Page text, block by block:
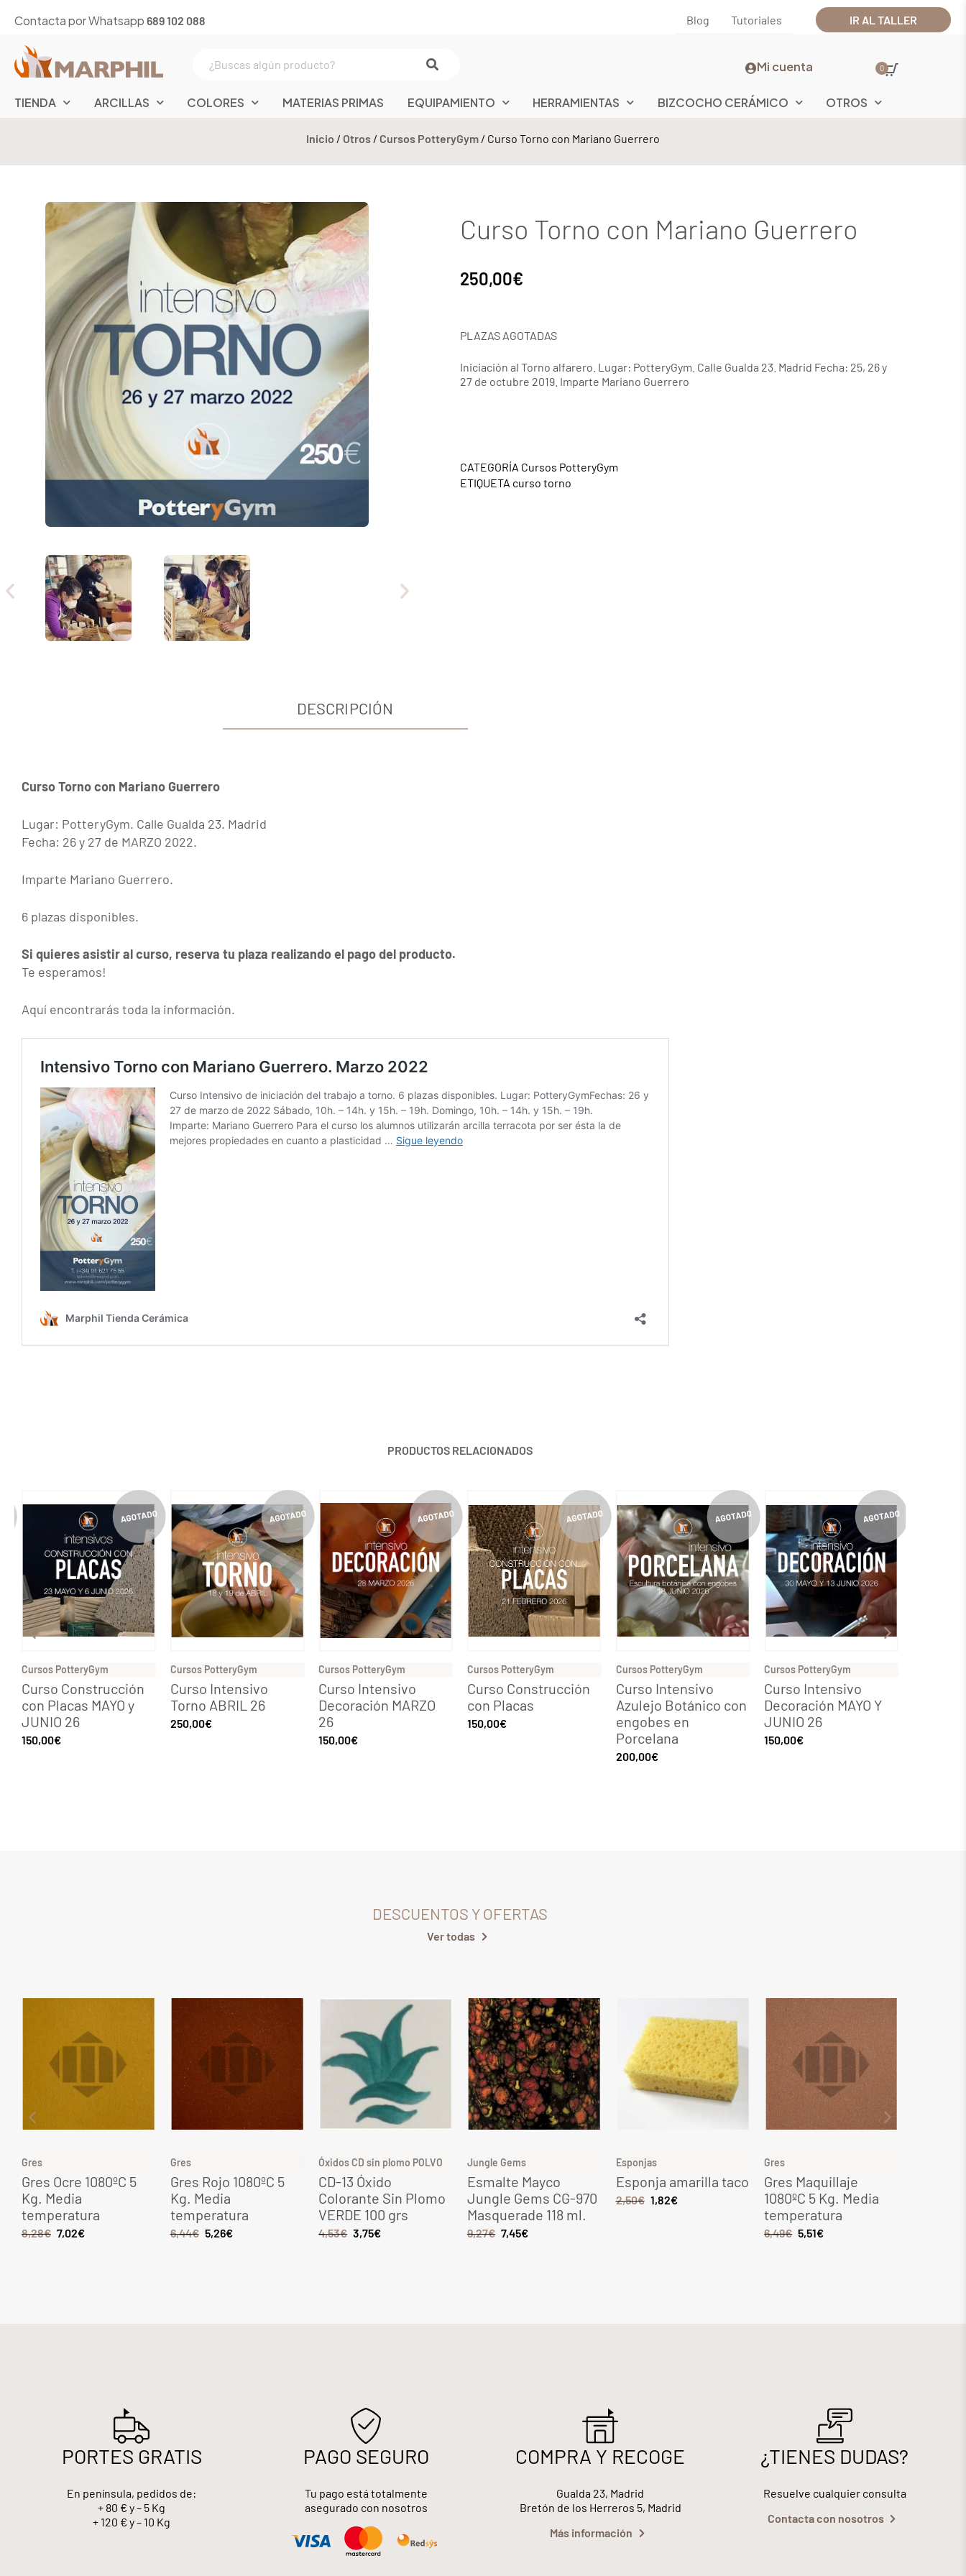
Contacta por Whatsapp 689 102 088 Blog Tutoriales IR AL TALLER
Mi cuenta 0
TIENDA ARCILLAS COLORES MATERIAS PRIMAS EQUIPAMIENTO HERRAMIENTAS BIZCOCHO CERÁMICO OTROS
Inicio / Otros / Cursos PotteryGym / Curso Torno con Mariano Guerrero
Curso Torno con Mariano Guerrero
250,00€
PLAZAS AGOTADAS
Iniciación al Torno alfarero. Lugar: PotteryGym. Calle Gualda 23. Madrid Fecha: 25, 26 y
27 de octubre 2019. Imparte Mariano Guerrero
CATEGORÍA Cursos PotteryGym
ETIQUETA curso torno
DESCRIPCIÓN
Curso Torno con Mariano Guerrero
Lugar: PotteryGym. Calle Gualda 23. Madrid
Fecha: 26 y 27 de MARZO 2022.
Imparte Mariano Guerrero.
6 plazas disponibles.
Si quieres asistir al curso, reserva tu plaza realizando el pago del producto.
Te esperamos!
Aquí encontrarás toda la información.
PRODUCTOS RELACIONADOS
Cursos PotteryGym
Curso Construcción
con Placas MAYO y
JUNIO 26
150,00€
Cursos PotteryGym
Curso Intensivo
Torno ABRIL 26
250,00€
Cursos PotteryGym
Curso Intensivo
Decoración MARZO
26
150,00€
Cursos PotteryGym
Curso Construcción
con Placas
150,00€
Cursos PotteryGym
Curso Intensivo
Azulejo Botánico con
engobes en
Porcelana
200,00€
Cursos PotteryGym
Curso Intensivo
Decoración MAYO Y
JUNIO 26
150,00€
DESCUENTOS Y OFERTAS
Ver todas
Gres
Gres Ocre 1080ºC 5
Kg. Media
temperatura
8,28€ 7,02€
Gres
Gres Rojo 1080ºC 5
Kg. Media
temperatura
6,44€ 5,26€
Óxidos CD sin plomo POLVO
CD-13 Óxido
Colorante Sin Plomo
VERDE 100 grs
4,53€ 3,75€
Jungle Gems
Esmalte Mayco
Jungle Gems CG-970
Masquerade 118 ml.
9,27€ 7,45€
Esponjas
Esponja amarilla taco
2,50€ 1,82€
Gres
Gres Maquillaje
1080ºC 5 Kg. Media
temperatura
6,49€ 5,51€
PORTES GRATIS
En península, pedidos de:
+ 80 € y – 5 Kg
+ 120 € y – 10 Kg
PAGO SEGURO
Tu pago está totalmente
asegurado con nosotros
COMPRA Y RECOGE
Gualda 23, Madrid
Bretón de los Herreros 5, Madrid
Más información
¿TIENES DUDAS?
Resuelve cualquier consulta
Contacta con nosotros